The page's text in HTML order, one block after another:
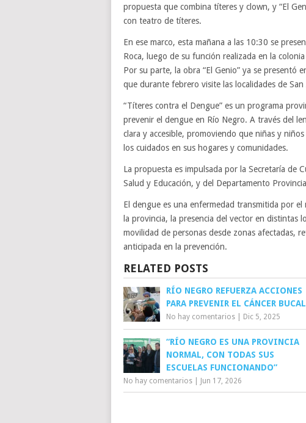
propuesta que combina títeres y clown, y “El
con teatro de títeres.
En ese marco, esta mañana a las 10:30 se
Roca, luego de su función realizada en la
Por su parte, la obra “El Genio” ya se presentó
que durante febrero visite las localidades de
“Títeres contra el Dengue” es un programa
prevenir el dengue en Río Negro. A través del
clara y accesible, promoviendo que niñas y
los cuidados en sus hogares y comunidades.
La propuesta es impulsada por la Secretaría de
Salud y Educación, y del Departamento
El dengue es una enfermedad transmitida por
la provincia, la presencia del vector en distintas
movilidad de personas desde zonas afectadas,
anticipada en la prevención.
RELATED POSTS
RÍO NEGRO REFUERZA ACCIONES
PARA PREVENIR EL CÁNCER BUCAL
No hay comentarios Dic 5, 2025
“RÍO NEGRO ES UNA PROVINCIA
NORMAL, CON TODAS SUS
ESCUELAS FUNCIONANDO”
No hay comentarios Jun 17, 2026